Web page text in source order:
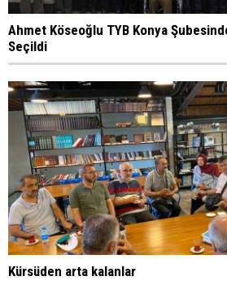
Ahmet Köseoğlu TYB Konya
Seçildi
Kürsüden arta kalanlar